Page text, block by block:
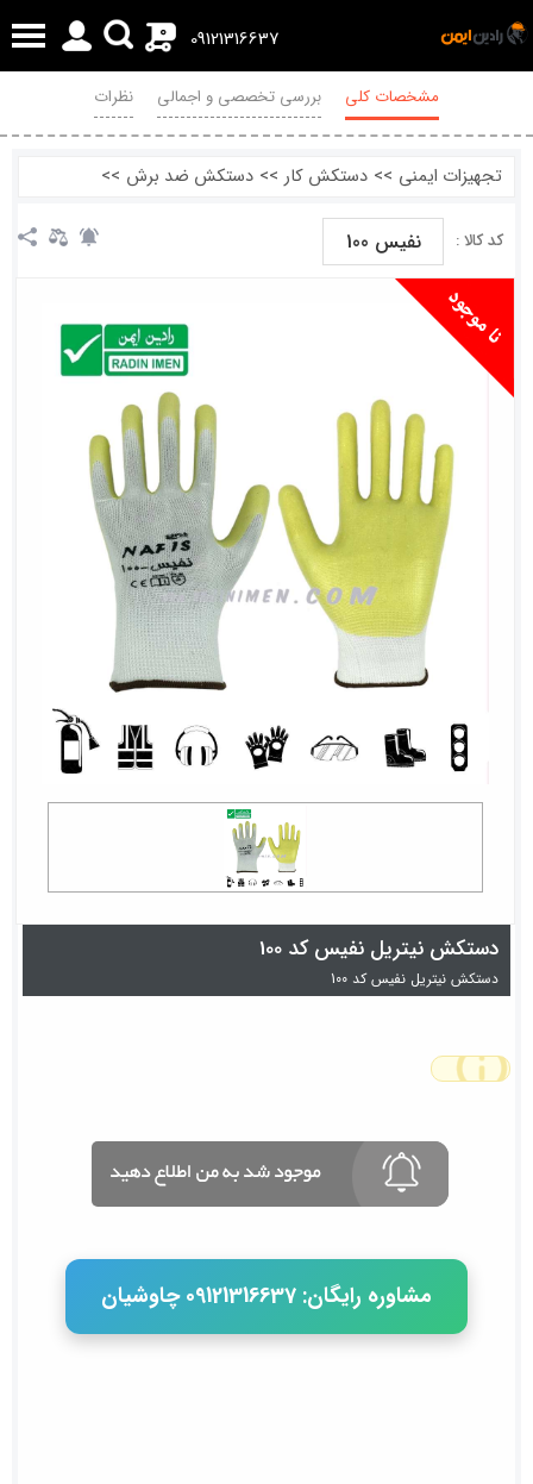
09121316637
0
مشخصات کلی بررسی تخصصی و اجمالی نظرات
تجهیزات ایمنی >> دستکش کار >> دستکش ضد برش >>
کد کالا : نفیس 100
دستکش نیتریل نفیس کد 100
دستکش نیتریل نفیس کد 100
مشاوره رایگان: 09121316637 چاوشیان